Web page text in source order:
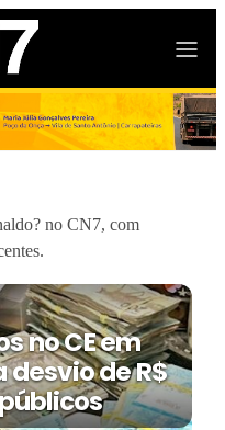
no CN7, com
no CE em
de R$